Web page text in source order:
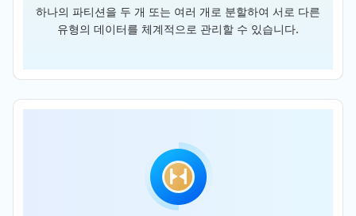
하나의 파티션을 두 개 또는 여러 개로 분할하여 서로 다른
유형의 데이터를 체계적으로 관리할 수 있습니다.